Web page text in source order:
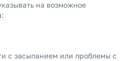
на возможное
с засыпанием или проблемы с